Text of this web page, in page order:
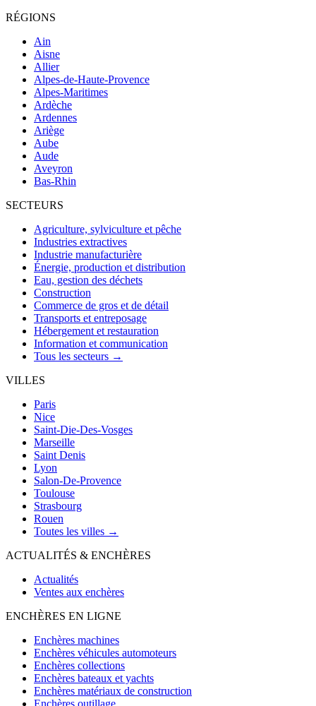
RÉGIONS
Ain
Aisne
Allier
Alpes-de-Haute-Provence
Alpes-Maritimes
Ardèche
Ardennes
Ariège
Aube
Aude
Aveyron
Bas-Rhin
SECTEURS
Agriculture, sylviculture et pêche
Industries extractives
Industrie manufacturière
Énergie, production et distribution
Eau, gestion des déchets
Construction
Commerce de gros et de détail
Transports et entreposage
Hébergement et restauration
Information et communication
Tous les secteurs →
VILLES
Paris
Nice
Saint-Die-Des-Vosges
Marseille
Saint Denis
Lyon
Salon-De-Provence
Toulouse
Strasbourg
Rouen
Toutes les villes →
ACTUALITÉS & ENCHÈRES
Actualités
Ventes aux enchères
ENCHÈRES EN LIGNE
Enchères machines
Enchères véhicules automoteurs
Enchères collections
Enchères bateaux et yachts
Enchères matériaux de construction
Enchères outillage